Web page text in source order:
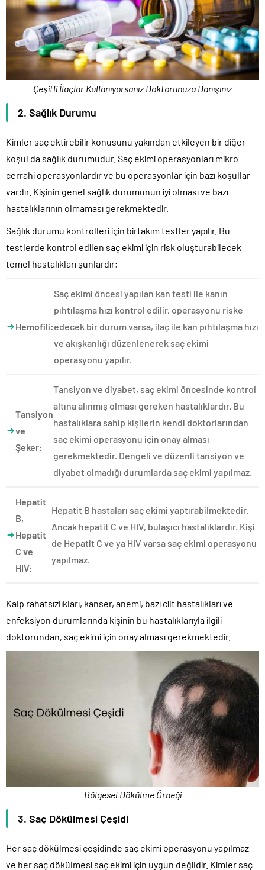
Çeşitli İlaçlar Kullanıyorsanız Doktorunuza Danışınız
2. Sağlık Durumu
Kimler saç ektirebilir konusunu yakından etkileyen bir diğer
koşul da sağlık durumudur. Saç ekimi operasyonları mikro
cerrahi operasyonlardır ve bu operasyonlar için bazı koşullar
vardır. Kişinin genel sağlık durumunun iyi olması ve bazı
hastalıklarının olmaması gerekmektedir.
Sağlık durumu kontrolleri için birtakım testler yapılır. Bu
testlerde kontrol edilen saç ekimi için risk oluşturabilecek
temel hastalıkları şunlardır;
Hemofili:
Saç ekimi öncesi yapılan kan testi ile kanın
pıhtılaşma hızı kontrol edilir, operasyonu riske
edecek bir durum varsa, ilaç ile kan pıhtılaşma hızı
ve akışkanlığı düzenlenerek saç ekimi
operasyonu yapılır.
Tansiyon
ve
Şeker:
Tansiyon ve diyabet, saç ekimi öncesinde kontrol
altına alınmış olması gereken hastalıklardır. Bu
hastalıklara sahip kişilerin kendi doktorlarından
saç ekimi operasyonu için onay alması
gerekmektedir. Dengeli ve düzenli tansiyon ve
diyabet olmadığı durumlarda saç ekimi yapılmaz.
Hepatit
B,
Hepatit
C ve
HIV:
Hepatit B hastaları saç ekimi yaptırabilmektedir.
Ancak hepatit C ve HIV, bulaşıcı hastalıklardır. Kişi
de Hepatit C ve ya HIV varsa saç ekimi operasyonu
yapılmaz.
Kalp rahatsızlıkları, kanser, anemi, bazı cilt hastalıkları ve
enfeksiyon durumlarında kişinin bu hastalıklarıyla ilgili
doktorundan, saç ekimi için onay alması gerekmektedir.
Bölgesel Dökülme Örneği
3. Saç Dökülmesi Çeşidi
Her saç dökülmesi çeşidinde saç ekimi operasyonu yapılmaz
ve her saç dökülmesi saç ekimi için uygun değildir. Kimler saç